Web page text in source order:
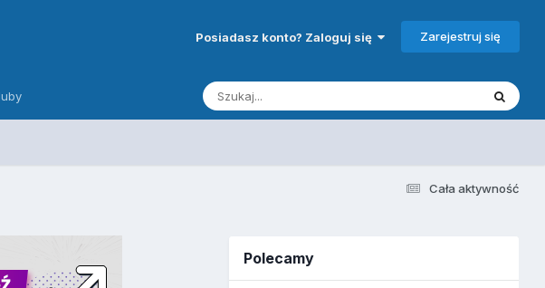
Posiadasz konto? Zaloguj się Zarejestruj się
Cała aktywność
Polecamy